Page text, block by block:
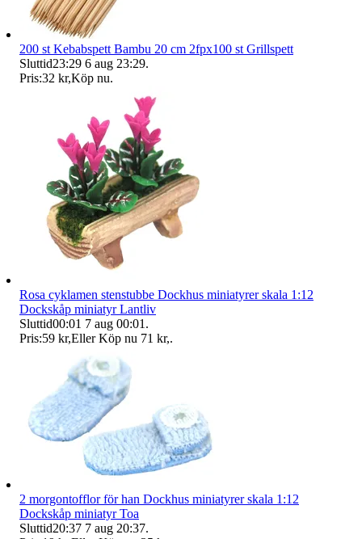
200 st Kebabspett Bambu 20 cm 2fpx100 st Grillspett
Sluttid23:29 6 aug 23:29.
Pris:32 kr,Köp nu.
Rosa cyklamen stenstubbe Dockhus miniatyrer skala 1:12
Dockskåp miniatyr Lantliv
Sluttid00:01 7 aug 00:01 .
Pris:59 kr,Eller Köp nu 71 kr,.
2 morgontofflor för han Dockhus miniatyrer skala 1:12
Dockskåp miniatyr Toa
Sluttid20:37 7 aug 20:37.